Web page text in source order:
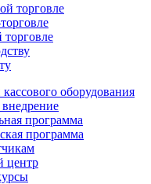
торговле
оборудования
внедрение
программа
программа
центр